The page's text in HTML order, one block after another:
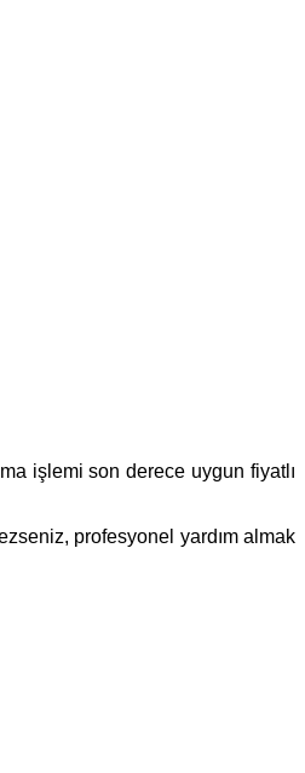
işlemi son derece uygun fiyatlı
profesyonel yardım almak